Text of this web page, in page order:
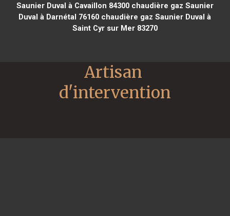
Saunier Duval à Cavaillon 84300chaudière gaz Saunier
Duval à Darnétal 76160 chaudière gaz Saunier Duval à
Saint Cyr sur Mer 83270
Artisan
d'intervention